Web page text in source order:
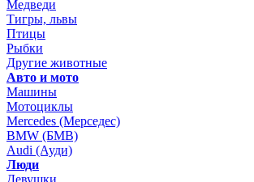
Медведи
Тигры, львы
Птицы
Рыбки
Другие животные
Авто и мото
Машины
Мотоциклы
Mercedes (Мерседес)
BMW (БМВ)
Audi (Ауди)
Люди
Девушки